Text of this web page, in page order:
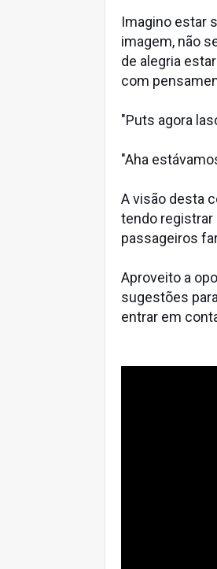
Imagino estar
imagem, não
de alegria
com
"Puts agora
"Aha
A visão desta
tendo registrar
passageiros
Aproveito a
sugestões
entrar em